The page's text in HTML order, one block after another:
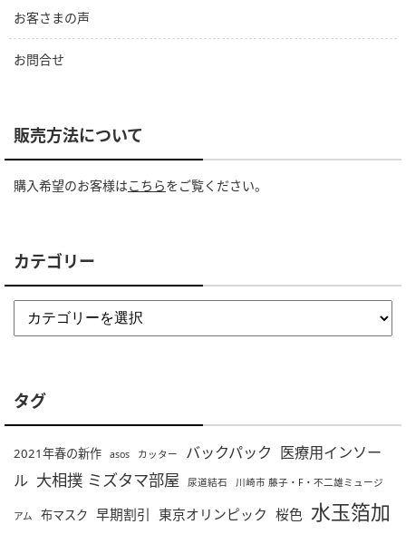
お客さまの声
お問合せ
販売方法について
購入希望のお客様はこちらをご覧ください。
カテゴリー
タグ
2021年春の新作 asos カッター バックパック 医療用インソー
ル 大相撲 ミズタマ部屋 尿道結石 川崎市 藤子・F・不二雄ミュージ
アム 布マスク 早期割引 東京オリンピック 桜色 水玉箔加